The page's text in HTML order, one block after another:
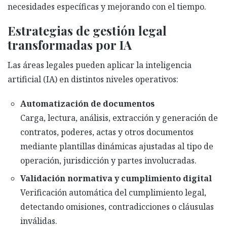
necesidades específicas y mejorando con el tiempo.
Estrategias de gestión legal
transformadas por IA
Las áreas legales pueden aplicar la inteligencia
artificial (IA) en distintos niveles operativos:
Automatización de documentos
Carga, lectura, análisis, extracción y generación de
contratos, poderes, actas y otros documentos
mediante plantillas dinámicas ajustadas al tipo de
operación, jurisdicción y partes involucradas.
Validación normativa y cumplimiento digital
Verificación automática del cumplimiento legal,
detectando omisiones, contradicciones o cláusulas
inválidas.